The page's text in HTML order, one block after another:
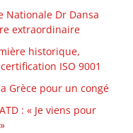
Nationale Dr Dansa
extraordinaire
historique,
ISO 9001
Grèce pour un congé
: « Je viens pour